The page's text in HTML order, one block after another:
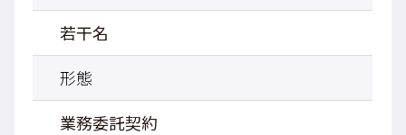
若干名
形態
業務委託契約